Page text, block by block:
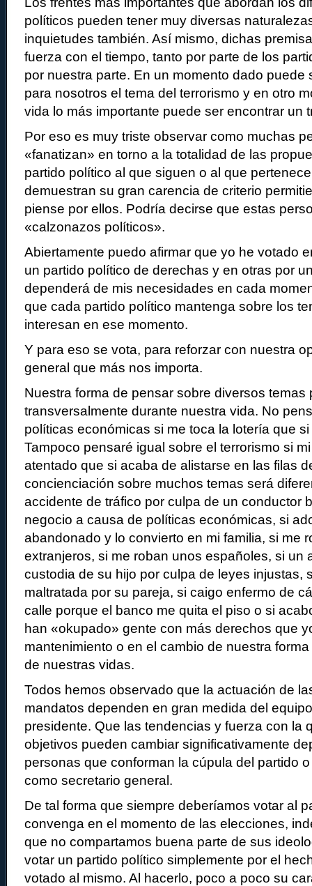
políticos pueden tener muy diversas
inquietudes también. Así mismo, dichas
fuerza con el tiempo, tanto por parte de los
por nuestra parte. En un momento dado puede
para nosotros el tema del terrorismo y en otro
vida lo más importante puede ser encontrar un
Por eso es muy triste observar como muchas
«fanatizan» en torno a la totalidad de las
partido político al que siguen o al que
demuestran su gran carencia de criterio
piense por ellos. Podría decirse que estas
«calzonazos políticos».
Abiertamente puedo afirmar que yo he votado
un partido político de derechas y en otras por
dependerá de mis necesidades en cada
que cada partido político mantenga sobre los
interesan en ese momento.
Y para eso se vota, para reforzar con nuestra
general que más nos importa.
Nuestra forma de pensar sobre diversos temas
transversalmente durante nuestra vida. No
políticas económicas si me toca la lotería que
Tampoco pensaré igual sobre el terrorismo si
atentado que si acaba de alistarse en las filas
concienciación sobre muchos temas será
accidente de tráfico por culpa de un conductor
negocio a causa de políticas económicas, si
abandonado y lo convierto en mi familia, si me
extranjeros, si me roban unos españoles, si un
custodia de su hijo por culpa de leyes injustas,
maltratada por su pareja, si caigo enfermo de
calle porque el banco me quita el piso o si
han «okupado» gente con más derechos que
mantenimiento o en el cambio de nuestra
de nuestras vidas.
Todos hemos observado que la actuación de
mandatos dependen en gran medida del
presidente. Que las tendencias y fuerza con la
objetivos pueden cambiar significativamente
personas que conforman la cúpula del partido
como secretario general.
De tal forma que siempre deberíamos votar al
convenga en el momento de las elecciones,
que no compartamos buena parte de sus
votar un partido político simplemente por el
votado al mismo. Al hacerlo, poco a poco su